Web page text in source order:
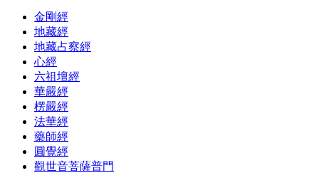
金剛經
地藏經
地藏占察經
心經
六祖壇經
華嚴經
楞嚴經
法華經
藥師經
圓覺經
觀世音菩薩普門